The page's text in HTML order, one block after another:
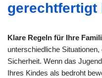
gerechtfertigt
Klare Regeln für Ihre
unterschiedliche
Sicherheit. Wenn das
Ihres Kindes als bedroht